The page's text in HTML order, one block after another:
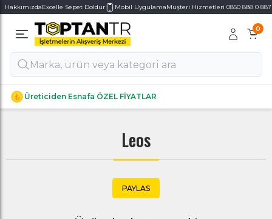
HakkımızdaExcelle Sepet Doldur Mobil UygulamaMüşteri Hizmetleri 0850 888 0 887
0
Üreticiden Esnafa ÖZEL FİYATLAR
Alt Kategoriler
Alt Kategoriler
Leos
PAYLAS